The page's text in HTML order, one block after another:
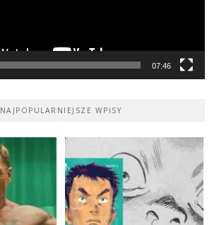
07:46
NAJPOPULARNIEJSZE WPISY